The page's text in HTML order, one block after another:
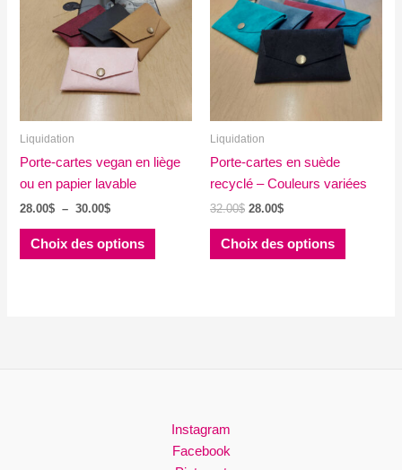
options
peuvent
la
du
Liquidation
Porte-cartes vegan en liège
ou en papier lavable
28.00$ – 30.00$Plage
prix :
Choix des options
Ce
choisies
sur
Liquidation
Porte-cartes en suède
recyclé – Couleurs variées
32.00$ Le
initial
28.00$Le
actuel
est :
Choix des options
Ce
Instagram
Facebook